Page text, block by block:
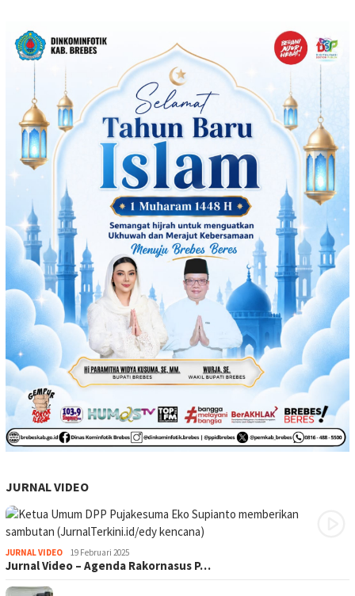
JURNAL VIDEO
JURNAL VIDEO 19 Februari 2025
Jurnal Video – Agenda Rakornasus P…